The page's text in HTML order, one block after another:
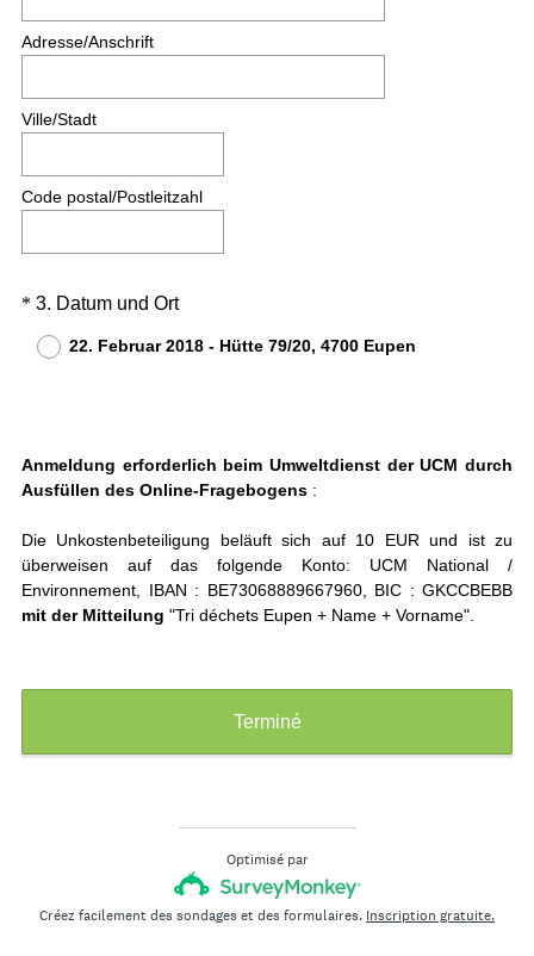
Adresse/Anschrift
Ville/Stadt
Code postal/Postleitzahl
Question
Title
* 3. Datum und Ort
g
t
o
i
r
22. Februar 2018 - Hütte 79/20, 4700 Eupen
Anmeldung erforderlich beim Umweltdienst der UCM durch
Ausfüllen des Online-Fragebogens :
Die Unkostenbeteiligung beläuft sich auf 10 EUR und ist zu
überweisen auf das folgende Konto: UCM National /
Environnement, IBAN : BE73068889667960, BIC : GKCCBEBB
mit der Mitteilung "Tri déchets Eupen + Name + Vorname".
Terminé
Optimisé par
Créez facilement des sondages et des formulaires. Inscription gratuite.